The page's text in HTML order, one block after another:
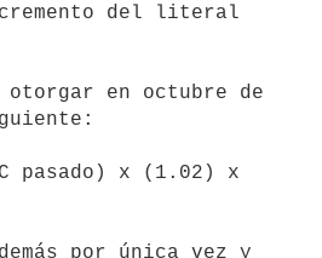
del literal
otorgar en octubre de